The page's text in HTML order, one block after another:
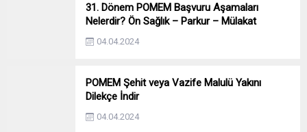
31. Dönem POMEM Başvuru Aşamaları
Nelerdir? Ön Sağlık – Parkur – Mülakat
04.04.2024
POMEM Şehit veya Vazife Malulü Yakını
Dilekçe İndir
04.04.2024